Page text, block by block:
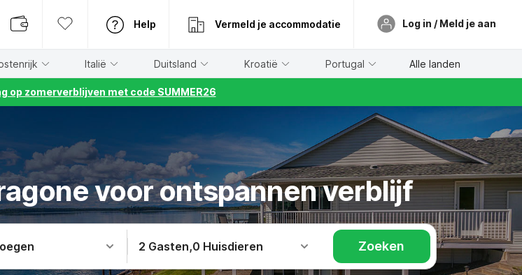
Help Vermeld je accommodatie Log in / Meld je aan
Italië Duitsland Kroatië Portugal Alle landen
op zomerverblijven met code SUMMER26
voor ontspannen verblijf
2 Gasten,0 Huisdieren Zoeken